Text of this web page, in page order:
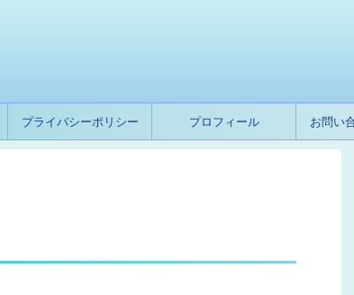
プライバシーポリシー プロフィール お問い